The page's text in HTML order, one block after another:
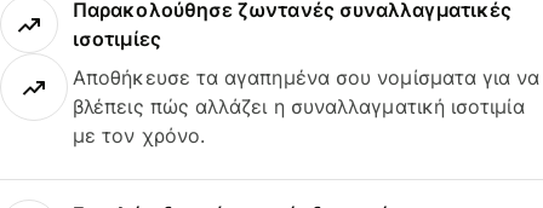
Παρακολούθησε ζωντανές συναλλαγματικές
ισοτιμίες
Αποθήκευσε τα αγαπημένα σου νομίσματα για να
βλέπεις πώς αλλάζει η συναλλαγματική ισοτιμία
με τον χρόνο.